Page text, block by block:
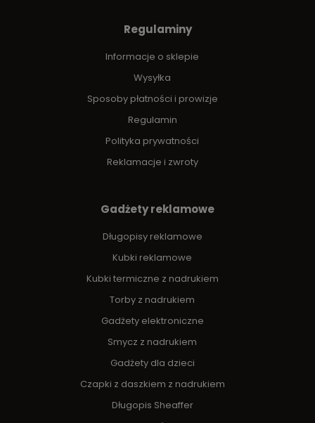
Regulaminy
Informacje o sklepie
Wysyłka
Sposoby płatności i prowizje
Regulamin
Polityka prywatności
Reklamacje i zwroty
Gadżety reklamowe
Długopisy reklamowe
Kubki reklamowe
Kubki termiczne z nadrukiem
Torby z nadrukiem
Gadżety elektroniczne
Smycz z nadrukiem
Gadżety dla dzieci
Czapki z daszkiem z nadrukiem
Długopis Sheaffer